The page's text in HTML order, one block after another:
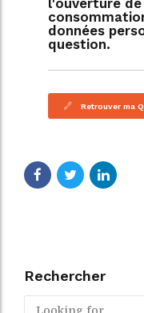
l'ouverture
données
question.
Retrouver ma
Rechercher